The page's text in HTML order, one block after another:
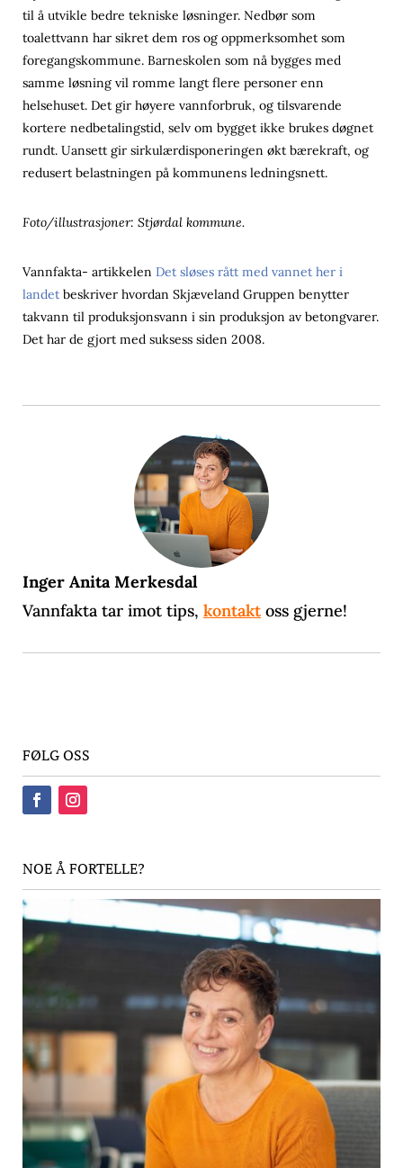
til å utvikle bedre tekniske løsninger. Nedbør som
toalettvann har sikret dem ros og oppmerksomhet som
foregangskommune. Barneskolen som nå bygges med
samme løsning vil romme langt flere personer enn
helsehuset. Det gir høyere vannforbruk, og tilsvarende
kortere nedbetalingstid, selv om bygget ikke brukes døgnet
rundt. Uansett gir sirkulærdisponeringen økt bærekraft, og
redusert belastningen på kommunens ledningsnett.
Foto/illustrasjoner: Stjørdal kommune.
Vannfakta- artikkelen Det sløses rått med vannet her i
landet beskriver hvordan Skjæveland Gruppen benytter
takvann til produksjonsvann i sin produksjon av betongvarer.
Det har de gjort med suksess siden 2008.
Inger Anita Merkesdal
Vannfakta tar imot tips, kontaktoss gjerne!
FØLG OSS
NOE Å FORTELLE?